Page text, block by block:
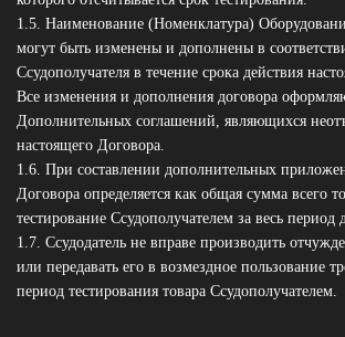
1.5. Наименование (Номенклатура)
могут быть изменены и дополнены в
Ссудополучателя в течение срока действия
Все изменения и дополнения договора
Дополнительных соглашений, являющихся
настоящего Договора.
1.6. При составлении дополнительных
Договора определяется как общая сумма всего
тестирование Ссудополучателем за весь период
1.7. Ссудодатель не вправе производить
или передавать его в возмездное пользование
период тестирования товара Ссудополучателем.